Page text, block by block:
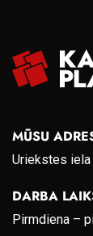
MŪSU
Uriekstes iela
DARBA
Pirmdiena –